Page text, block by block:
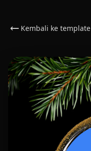
Kembali ke template